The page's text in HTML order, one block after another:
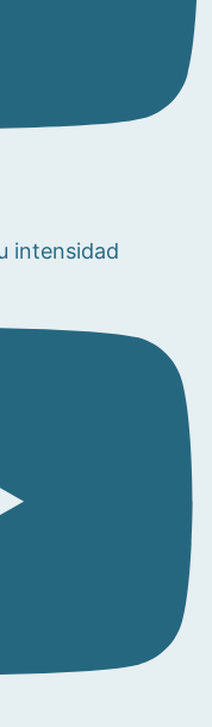
intensidad